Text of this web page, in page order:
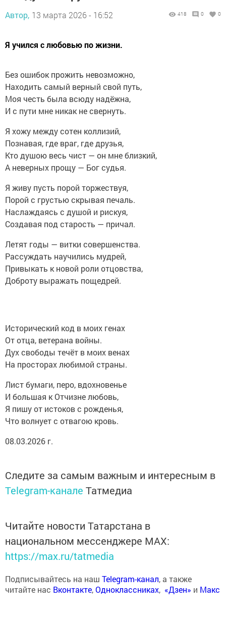
Автор, 13 марта 2026 - 16:52 418 0 0
Я учился с любовью по жизни.
Без ошибок прожить невозможно,
Находить самый верный свой путь,
Моя честь была всюду надёжна,
И с пути мне никак не свернуть.
Я хожу между сотен коллизий,
Познавая, где враг, где друзья,
Кто душою весь чист — он мне близкий,
А неверных прощу — Бог судья.
Я живу пусть порой торжествуя,
Порой с грустью скрывая печаль.
Наслаждаясь с душой и рискуя,
Создавая под старость — причал.
Летят годы — витки совершенства.
Рассуждать научились мудрей,
Привыкать к новой роли отцовства,
Доброту выражать пощедрей.
Исторический код в моих генах
От отца, ветерана войны.
Дух свободы течёт в моих венах
На просторах любимой страны.
Лист бумаги, перо, вдохновенье
И большая к Отчизне любовь,
Я пишу от истоков с рожденья,
Что волнует с отвагою кровь.
08.03.2026 г.
Следите за самым важным и интересным в
Telegram-канале Татмедиа
Читайте новости Татарстана в
национальном мессенджере MАХ:
https://max.ru/tatmedia
Подписывайтесь на наш Telegram-канал, а также
читайте нас Вконтакте,Одноклассниках, «Дзен» и Макс